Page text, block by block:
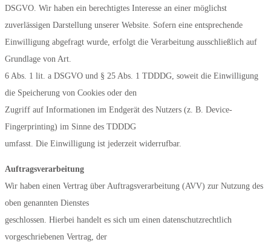
DSGVO. Wir haben ein berechtigtes Interesse an einer möglichst
zuverlässigen Darstellung unserer Website. Sofern eine entsprechende
Einwilligung abgefragt wurde, erfolgt die Verarbeitung ausschließlich auf
Grundlage von Art.
6 Abs. 1 lit. a DSGVO und § 25 Abs. 1 TDDDG, soweit die Einwilligung
die Speicherung von Cookies oder den
Zugriff auf Informationen im Endgerät des Nutzers (z. B. Device-
Fingerprinting) im Sinne des TDDDG
umfasst. Die Einwilligung ist jederzeit widerrufbar.
Auftragsverarbeitung
Wir haben einen Vertrag über Auftragsverarbeitung (AVV) zur Nutzung des
oben genannten Dienstes
geschlossen. Hierbei handelt es sich um einen datenschutzrechtlich
vorgeschriebenen Vertrag, der